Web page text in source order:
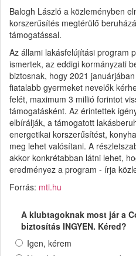
Balogh László a közleményben
korszerűsítés megtérülő
támogatással.
Az állami lakásfelújítási program
ismertek, az eddigi kormányzati
biztosnak, hogy 2021
fiatalabb gyermeket nevelők
felét, maximum 3 millió forintot
támogatásként. Az érintettek
elbírálják, a támogatott
energetikai korszerűsítést,
meg lehet valósítani. A
akkor konkrétabban látni lehet,
eredményez a program - írja
Forrás: mti.hu
A klubtagoknak most jár a
biztosítás INGYEN. Kéred?
Igen, kérem